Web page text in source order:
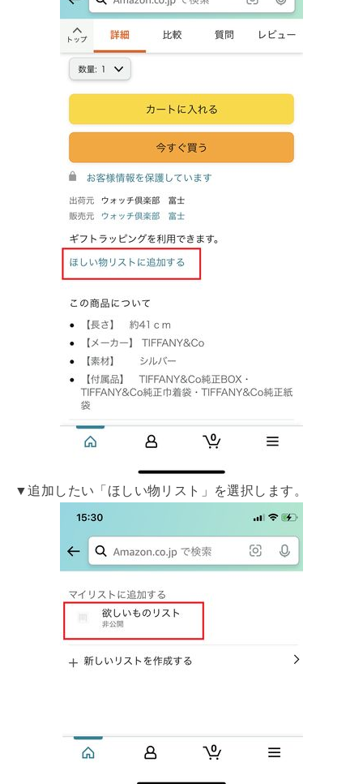
▼追加したい「ほしい物リスト」を選択します。